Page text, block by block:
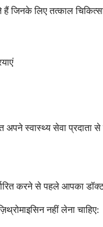
जिनके लिए तत्काल
अपने स्वास्थ्य सेवा
करने से पहले आपका
नहीं लेना चाहिए: